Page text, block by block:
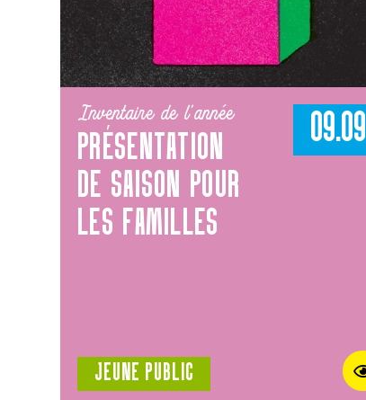
Inventaire de l'année
PRÉSENTATION
DE SAISON POUR
LES FAMILLES
09.09
JEUNE PUBLIC